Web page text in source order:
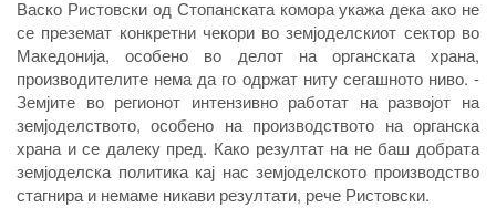
Васко Ристовски од Стопанската комора укажа дека ако не
се преземат конкретни чекори во земјоделскиот сектор во
Македонија, особено во делот на органската храна,
производителите нема да го одржат ниту сегашното ниво. -
Земјите во регионот интензивно работат на развојот на
земјоделството, особено на производството на органска
храна и се далеку пред. Како резултат на не баш добрата
земјоделска политика кај нас земјоделското производство
стагнира и немаме никави резултати, рече Ристовски.